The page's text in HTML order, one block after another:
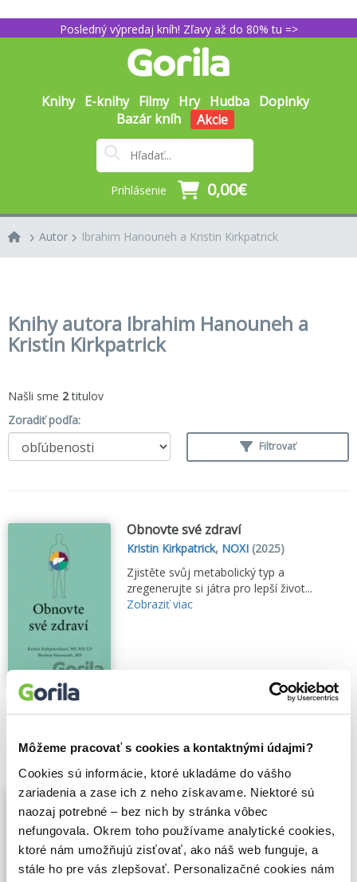
Môžeme pracovať s cookies a kontaktnými údajmi?
Cookies sú informácie, ktoré ukladáme do vášho
zariadenia a zase ich z neho získavame. Niektoré sú
naozaj potrebné – bez nich by stránka vôbec
nefungovala. Okrem toho používame analytické cookies,
ktoré nám umožňujú zisťovať, ako náš web funguje, a
stále ho pre vás zlepšovať. Personalizačné cookies nám
Posledný výpredaj kníh! Zľavy až do 80% tu =>
Knihy E-knihy Filmy Hry Hudba Doplnky
Bazár kníh
Akcie
Prihlásenie 0,00€
Autor Ibrahim Hanouneh a Kristin Kirkpatrick
Knihy autora Ibrahim Hanouneh a
Kristin Kirkpatrick
Našli sme 2titulov
Zoradiť podľa:
Filtrovať
Obnovte své zdraví
Kristin Kirkpatrick, NOXI (2025)
Zjistěte svůj metabolický typ a
zregenerujte si játra pro lepší život...
Zobraziť viac
Obnovte své zdraví (e-kniha)
Ibrahim Hanouneh a Kristin Kirkpatrick
NOXI(2025)
Zjistěte svůj metabolický typ a
zregenerujte si játra pro lepší život...